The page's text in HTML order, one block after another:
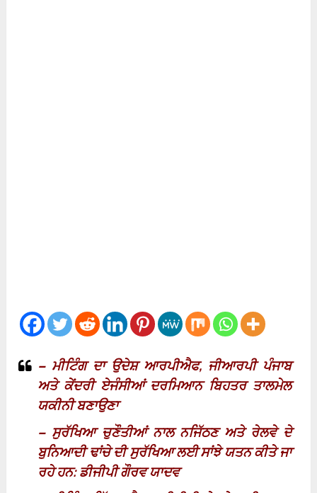
– ਮੀਟਿੰਗ ਦਾ ਉਦੇਸ਼ ਆਰਪੀਐਫ, ਜੀਆਰਪੀ ਪੰਜਾਬ
ਅਤੇ ਕੇਂਦਰੀ ਏਜੰਸੀਆਂ ਦਰਮਿਆਨ ਬਿਹਤਰ ਤਾਲਮੇਲ
ਯਕੀਨੀ ਬਣਾਉਣਾ
– ਸੁਰੱਖਿਆ ਚੁਣੌਤੀਆਂ ਨਾਲ ਨਜਿੱਠਣ ਅਤੇ ਰੇਲਵੇ ਦੇ
ਬੁਨਿਆਦੀ ਢਾਂਚੇ ਦੀ ਸੁਰੱਖਿਆ ਲਈ ਸਾਂਝੇ ਯਤਨ ਕੀਤੇ ਜਾ
ਰਹੇ ਹਨ: ਡੀਜੀਪੀ ਗੌਰਵ ਯਾਦਵ